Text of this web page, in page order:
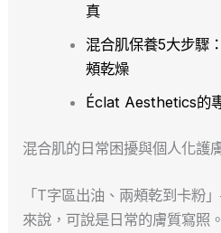
真
混合肌保養5大步驟
頰乾燥
Éclat Aesthetics的
混合肌的日常困擾與個人化護
「T字區出油、兩頰乾到卡粉
來說，可說是日常的膚質寫照